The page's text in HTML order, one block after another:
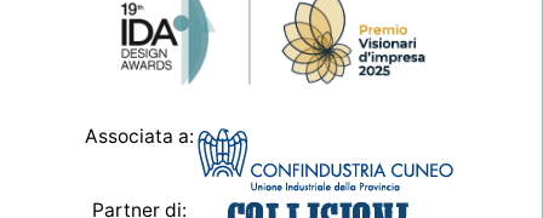
Associata a:
Partner di: